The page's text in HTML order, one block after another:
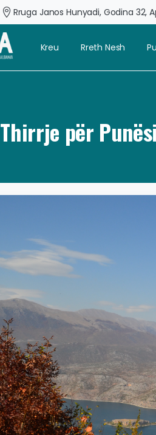
Rruga Janos Hunyadi, Godina 32,
Kreu Rreth Nesh
Thirrje për